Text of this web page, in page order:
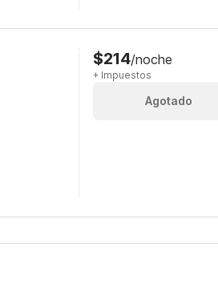
$214/noche
+ Impuestos
Agotado